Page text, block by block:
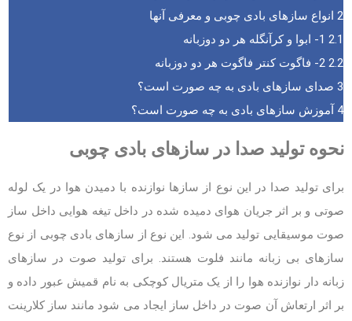
2 انواع سازهای بادی چوبی و معرفی آنها
2.1 1- ابوا و کرآنگله هر دو دوزبانه
2.2 2- فاگوت کنتر فاگوت هر دو دوزبانه
3 صدای سازهای بادی به چه صورت است؟
4 آموزش سازهای بادی به چه صورت است؟
نحوه تولید صدا در سازهای بادی چوبی
برای تولید صدا در این نوع از سازها نوازنده با دمیدن هوا در یک لوله
صوتی و بر اثر جریان هوای دمیده شده در داخل تیغه هوایی داخل ساز
صوت موسیقایی تولید می شود. این نوع از سازهای بادی چوبی از نوع
سازهای بی زبانه مانند فلوت هستند. برای تولید صوت در سازهای
زبانه دار نوازنده هوا را از یک متریال کوچکی به نام قمیش عبور داده و
بر اثر ارتعاش آن صوت در داخل ساز ایجاد می شود مانند ساز کلارینت